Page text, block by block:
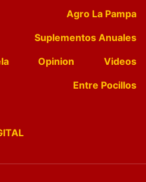
Agro La Pampa
Suplementos Anuales
Opinion
Videos
Entre Pocillos